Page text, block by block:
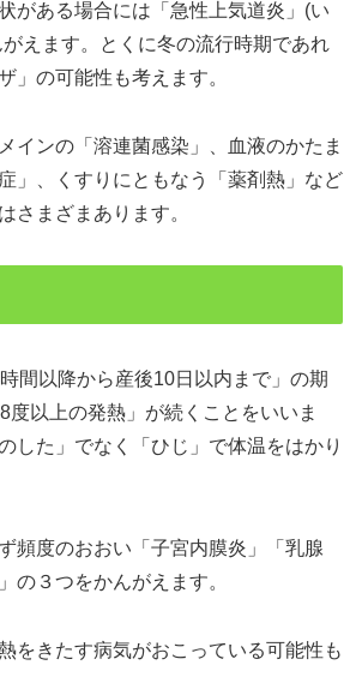
がある場合には「急性上気道炎」(い
えます。とくに冬の流行時期であれ
」の可能性も考えます。
インの「溶連菌感染」、血液のかたま
」、くすりにともなう「薬剤熱」など
さまざまあります。
間以降から産後10日以内まで」の期
度以上の発熱」が続くことをいいま
した」でなく「ひじ」で体温をはかり
頻度のおおい「子宮内膜炎」「乳腺
の３つをかんがえます。
をきたす病気がおこっている可能性も